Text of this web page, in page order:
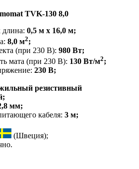
TVK-130 8,0
длина: 0,5 м х 16,0 м;
8,0 м2;
(при 230 В): 980 Вт;
мата (при 230 В): 130 Вт/м2;
230 В;
резистивный
мм;
кабеля: 3 м;
(Швеция);